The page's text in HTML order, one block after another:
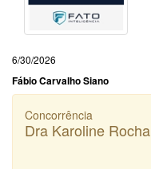
6/30/2026
Fábio Carvalho Siano
Concorrência
Dra Karoline Rocha